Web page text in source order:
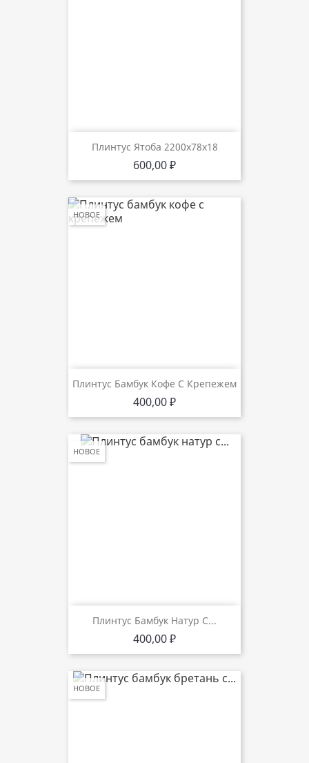
Плинтус Ятоба 2200х78х18
Цена
600,00 ₽
Плинтус Бамбук Кофе С Крепежем
Цена
400,00 ₽
НОВОЕ
Плинтус Бамбук Натур С...
Цена
400,00 ₽
НОВОЕ
НОВОЕ